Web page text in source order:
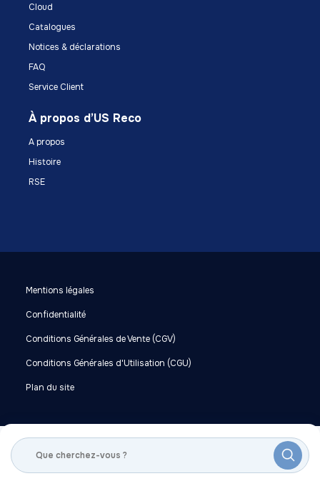
Cloud
Catalogues
Notices & déclarations
FAQ
Service Client
À propos d’US Reco
A propos
Histoire
RSE
Mentions légales
Confidentialité
Conditions Générales de Vente (CGV)
Conditions Générales d'Utilisation (CGU)
Plan du site